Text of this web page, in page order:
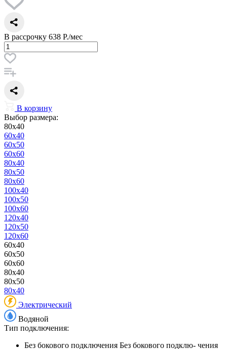
В рассрочку 638 Р./мес
В корзину
Выбор размера:
80x40
60x40
60x50
60x60
80x40
80x50
80x60
100x40
100x50
100x60
120x40
120x50
120x60
60x40
60x50
60x60
80x40
80x50
80x40
Электрический
Водяной
Тип подключения:
Без бокового подключения Без бокового подклю- чения